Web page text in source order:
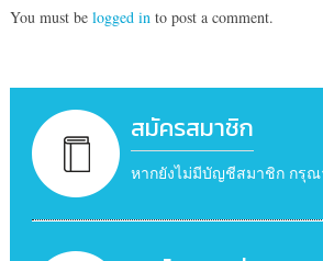
You must be logged into post a comment.
สมัครสมาชิก
หากยังไม่มีบัญชีสมาชิก กรุ